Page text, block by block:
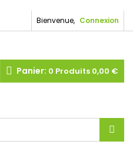
Bienvenue, Connexion
Panier: 0 Produits 0,00 €